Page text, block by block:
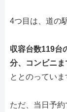
4つ目は、道の
収容台数119台
分、コンビニ
ととのっていま
ただ、当日予